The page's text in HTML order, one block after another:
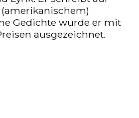
Gedichte wurde er mit
ausgezeichnet.